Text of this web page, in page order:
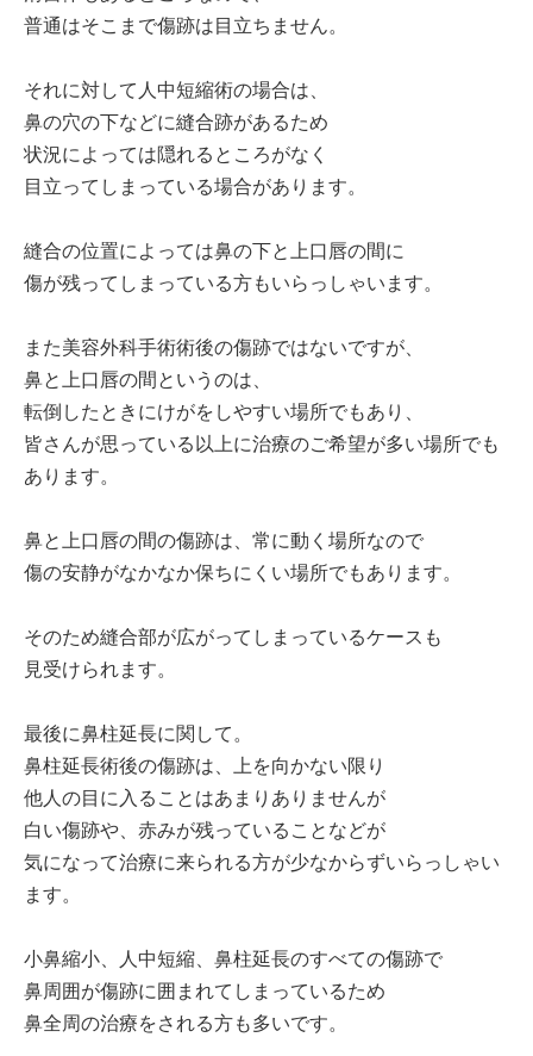
普通はそこまで傷跡は目立ちません。
それに対して人中短縮術の場合は、
鼻の穴の下などに縫合跡があるため
状況によっては隠れるところがなく
目立ってしまっている場合があります。
縫合の位置によっては鼻の下と上口唇の間に
傷が残ってしまっている方もいらっしゃいます。
また美容外科手術術後の傷跡ではないですが、
鼻と上口唇の間というのは、
転倒したときにけがをしやすい場所でもあり、
皆さんが思っている以上に治療のご希望が多い場所でも
あります。
鼻と上口唇の間の傷跡は、常に動く場所なので
傷の安静がなかなか保ちにくい場所でもあります。
そのため縫合部が広がってしまっているケースも
見受けられます。
最後に鼻柱延長に関して。
鼻柱延長術後の傷跡は、上を向かない限り
他人の目に入ることはあまりありませんが
白い傷跡や、赤みが残っていることなどが
気になって治療に来られる方が少なからずいらっしゃい
ます。
小鼻縮小、人中短縮、鼻柱延長のすべての傷跡で
鼻周囲が傷跡に囲まれてしまっているため
鼻全周の治療をされる方も多いです。